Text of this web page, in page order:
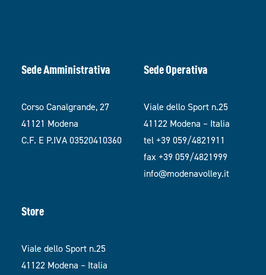
Sede Amministrativa
Corso Canalgrande, 27
41121 Modena
C.F. E P.IVA 03520410360
Sede Operativa
Viale dello Sport n.25
41122 Modena – Italia
tel +39 059/4821911
fax +39 059/4821999
info@modenavolley.it
Store
Viale dello Sport n.25
41122 Modena – Italia